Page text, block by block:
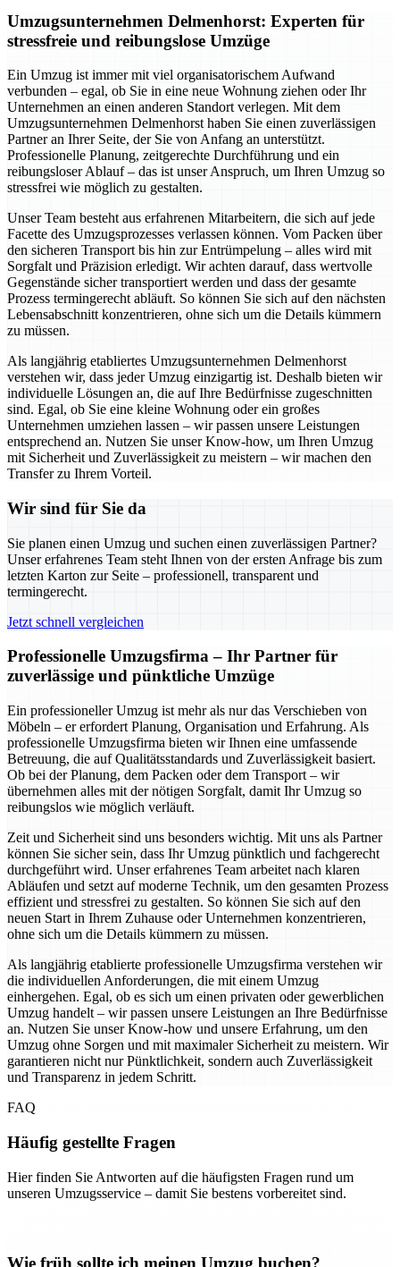
Umzugsunternehmen Delmenhorst: Experten für
stressfreie und reibungslose Umzüge
Ein Umzug ist immer mit viel organisatorischem Aufwand
verbunden – egal, ob Sie in eine neue Wohnung ziehen oder Ihr
Unternehmen an einen anderen Standort verlegen. Mit dem
Umzugsunternehmen Delmenhorst haben Sie einen zuverlässigen
Partner an Ihrer Seite, der Sie von Anfang an unterstützt.
Professionelle Planung, zeitgerechte Durchführung und ein
reibungsloser Ablauf – das ist unser Anspruch, um Ihren Umzug so
stressfrei wie möglich zu gestalten.
Unser Team besteht aus erfahrenen Mitarbeitern, die sich auf jede
Facette des Umzugsprozesses verlassen können. Vom Packen über
den sicheren Transport bis hin zur Entrümpelung – alles wird mit
Sorgfalt und Präzision erledigt. Wir achten darauf, dass wertvolle
Gegenstände sicher transportiert werden und dass der gesamte
Prozess termingerecht abläuft. So können Sie sich auf den nächsten
Lebensabschnitt konzentrieren, ohne sich um die Details kümmern
zu müssen.
Als langjährig etabliertes Umzugsunternehmen Delmenhorst
verstehen wir, dass jeder Umzug einzigartig ist. Deshalb bieten wir
individuelle Lösungen an, die auf Ihre Bedürfnisse zugeschnitten
sind. Egal, ob Sie eine kleine Wohnung oder ein großes
Unternehmen umziehen lassen – wir passen unsere Leistungen
entsprechend an. Nutzen Sie unser Know-how, um Ihren Umzug
mit Sicherheit und Zuverlässigkeit zu meistern – wir machen den
Transfer zu Ihrem Vorteil.
Wir sind für Sie da
Sie planen einen Umzug und suchen einen zuverlässigen Partner?
Unser erfahrenes Team steht Ihnen von der ersten Anfrage bis zum
letzten Karton zur Seite – professionell, transparent und
termingerecht.
Jetzt schnell vergleichen
Professionelle Umzugsfirma – Ihr Partner für
zuverlässige und pünktliche Umzüge
Ein professioneller Umzug ist mehr als nur das Verschieben von
Möbeln – er erfordert Planung, Organisation und Erfahrung. Als
professionelle Umzugsfirma bieten wir Ihnen eine umfassende
Betreuung, die auf Qualitätsstandards und Zuverlässigkeit basiert.
Ob bei der Planung, dem Packen oder dem Transport – wir
übernehmen alles mit der nötigen Sorgfalt, damit Ihr Umzug so
reibungslos wie möglich verläuft.
Zeit und Sicherheit sind uns besonders wichtig. Mit uns als Partner
können Sie sicher sein, dass Ihr Umzug pünktlich und fachgerecht
durchgeführt wird. Unser erfahrenes Team arbeitet nach klaren
Abläufen und setzt auf moderne Technik, um den gesamten Prozess
effizient und stressfrei zu gestalten. So können Sie sich auf den
neuen Start in Ihrem Zuhause oder Unternehmen konzentrieren,
ohne sich um die Details kümmern zu müssen.
Als langjährig etablierte professionelle Umzugsfirma verstehen wir
die individuellen Anforderungen, die mit einem Umzug
einhergehen. Egal, ob es sich um einen privaten oder gewerblichen
Umzug handelt – wir passen unsere Leistungen an Ihre Bedürfnisse
an. Nutzen Sie unser Know-how und unsere Erfahrung, um den
Umzug ohne Sorgen und mit maximaler Sicherheit zu meistern. Wir
garantieren nicht nur Pünktlichkeit, sondern auch Zuverlässigkeit
und Transparenz in jedem Schritt.
FAQ
Häufig gestellte Fragen
Hier finden Sie Antworten auf die häufigsten Fragen rund um
unseren Umzugsservice – damit Sie bestens vorbereitet sind.
Wie früh sollte ich meinen Umzug buchen?